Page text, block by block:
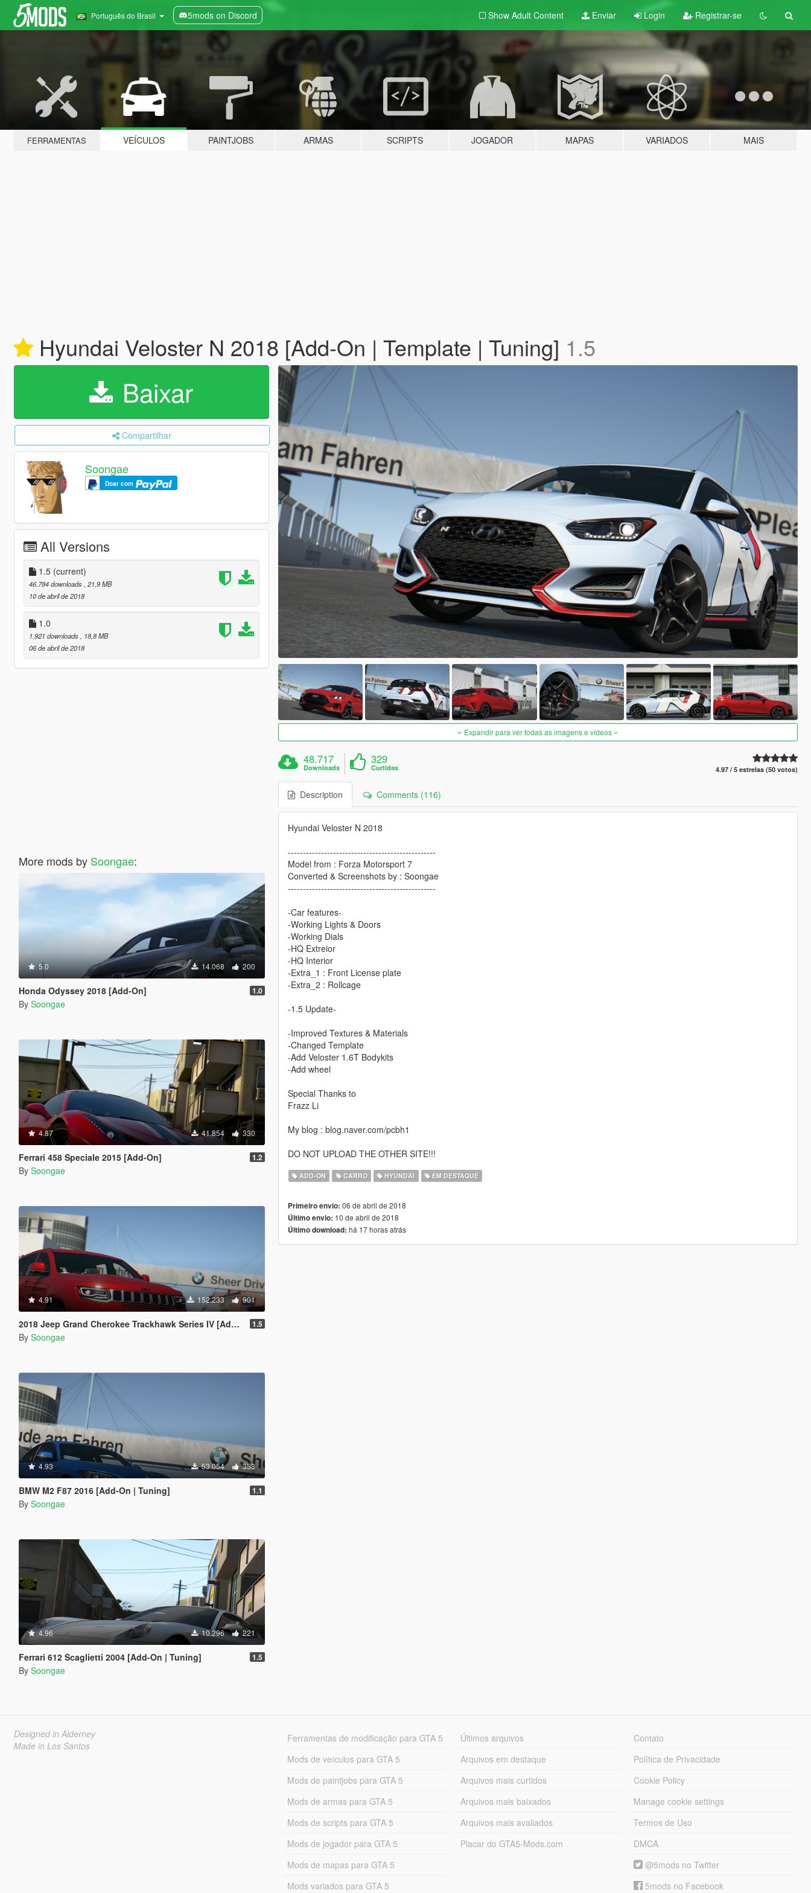
Português do Brasil 5mods on Discord Show Adult Content Enviar Login Registrar-se
FERRAMENTAS VEÍCULOS PAINTJOBS ARMAS SCRIPTS JOGADOR MAPAS VARIADOS MAIS
Hyundai Veloster N 2018 [Add-On | Template | Tuning] 1.5
Baixar
Compartilhar
Soongae
Doar com
All Versions
1.5 (current)
46.784 downloads , 21,9 MB
10 de abril de 2018
1.0
1.921 downloads
, 18,8 MB
06 de abril de 2018
More mods by Soongae:
5.0 14.068 200
Honda Odyssey 2018 [Add-On] 1.0
By Soongae
4.87 41.854 330
Ferrari 458 Speciale 2015 [Add-On] 1.2
By Soongae
4.91 152.233 901
2018 Jeep Grand Cherokee Trackhawk Series IV [Add-On Tuning] 1.5
By Soongae
4.93 53.054 353
BMW M2 F87 2016 [Add-On | Tuning] 1.1
By Soongae
4.96 10.296 221
Ferrari 612 Scaglietti 2004 [Add-On | Tuning] 1.5
By Soongae
Expandir para ver todas as imagens e vídeos
48.717
Downloads
329
Curtidas 4.97 / 5 estrelas (50 votos)
Description Comments (116)
Hyundai Veloster N 2018
-------------------------------------------------
Model from : Forza Motorsport 7
Converted & Screenshots by : Soongae
-------------------------------------------------
-Car features-
-Working Lights & Doors
-Working Dials
-HQ Extreior
-HQ Interior
-Extra_1 : Front License plate
-Extra_2 : Rollcage
-1.5 Update-
-Improved Textures & Materials
-Changed Template
-Add Veloster 1.6T Bodykits
-Add wheel
Special Thanks to
Frazz Li
My blog : blog.naver.com/pcbh1
DO NOT UPLOAD THE OTHER SITE!!!
ADD-ON CARRO HYUNDAI EM DESTAQUE
Primeiro envio: 06 de abril de 2018
Último envio: 10 de abril de 2018
Último download: há 17 horas atrás
Designed in Alderney
Made in Los Santos
Ferramentas de modificação para GTA 5
Mods de veículos para GTA 5
Mods de paintjobs para GTA 5
Mods de armas para GTA 5
Mods de scripts para GTA 5
Mods de jogador para GTA 5
Mods de mapas para GTA 5
Mods variados para GTA 5
Últimos arquivos
Arquivos em destaque
Arquivos mais curtidos
Arquivos mais baixados
Arquivos mais avaliados
Placar do GTA5-Mods.com
Contato
Política de Privacidade
Cookie Policy
Manage cookie settings
Termos de Uso
DMCA
@5mods no Twitter
5mods no Facebook